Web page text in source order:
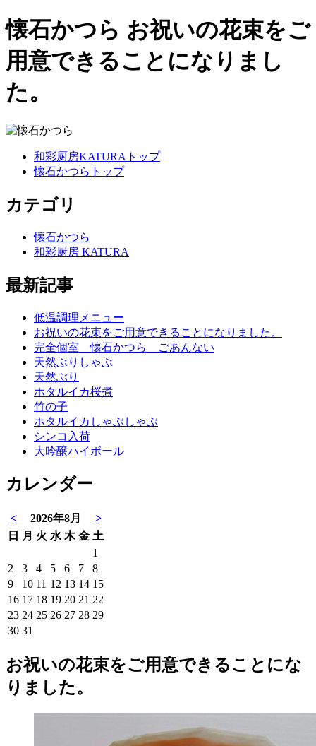
懐石かつら お祝いの花束をご
用意できることになりまし
た。
和彩厨房KATURAトップ
懐石かつらトップ
カテゴリ
懐石かつら
和彩厨房 KATURA
最新記事
低温調理メニュー
お祝いの花束をご用意できることになりました。
完全個室 懐石かつら ごあんない
天然ぶりしゃぶ
天然ぶり
ホタルイカ桜煮
竹の子
ホタルイカしゃぶしゃぶ
シンコ入荷
大吟醸ハイボール
カレンダー
< 2026年8月
>
日
月 火 水 木 金 土
1
2
3 4 5 6 7
8
9
10 11 12 13 14 15
16 17 18 19 20 21 22
23 24 25 26 27 28 29
30 31
お祝いの花束をご用意できることにな
りました。